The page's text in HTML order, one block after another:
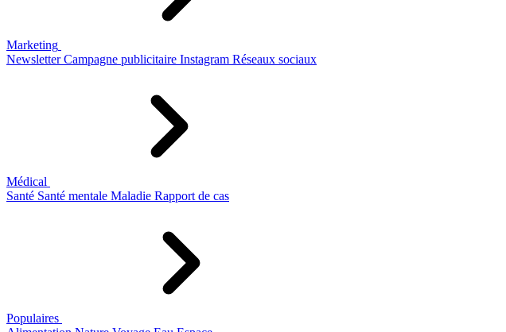
Marketing
Newsletter Campagne publicitaire Instagram Réseaux sociaux
Médical
Santé Santé mentale Maladie Rapport de cas
Populaires